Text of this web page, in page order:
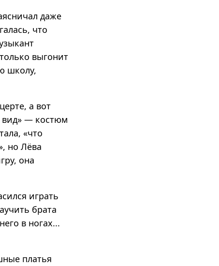
даже
что
выгонит
школу,
а вот
вид» — костюм
«что
но Лёва
она
играть
брата
в ногах...
платья